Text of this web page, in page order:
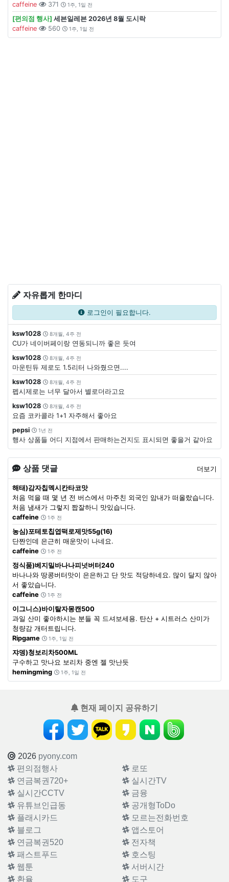
caffeine
371 1주, 1일 전
[편의점 행사] 세븐일레븐 2026년 8월 도시락
caffeine
560 1주, 1일 전
자유롭게 한마디
로그인이 필요합니다.
ksw1028 8개월, 4주 전
CU가 네이버페이랑 연동되니까 좋은 듯여
ksw1028
8개월, 4주 전
마운틴듀 제로도 1.5리터 나와줬으면....
ksw1028
8개월, 4주 전
펩시제로는 너무 달아서 별로더라고요
ksw1028
8개월, 4주 전
요즘 코카콜라 1+1 자주해서 좋아요
pepsi
1년 전
행사 상품들 어디 지점에서 판매하는건지도 표시되면 좋을거 같아요
상품 댓글 더보기
해태)감자칩멕시칸타코맛
처음 먹을 때 몇 년 전 버스에서 마주친 외국인 암내가 떠올랐습니다.
처음 냄새가 그렇지 짭잘하니 맛있습니다.
caffeine
1주 전
농심)포테토칩엽떡로제맛55g(16)
단짠인데 은근히 매운맛이 나네요.
caffeine
1주 전
정식품)베지밀바나나피넛버터240
바나나와 땅콩버터맛이 은은하고 단 맛도 적당하네요. 많이 달지 않아
서 좋았습니다.
caffeine
1주 전
이그니스)바이탈자몽캔500
과일 산미 좋아하시는 분들 꼭 드셔보세용. 탄산 + 시트러스 산미가
청량감 개터트립니다.
Ripgame
1주, 1일 전
쟈뎅)청보리차500ML
구수하고 맛나요 보리차 중엔 젤 맛난듯
hemingming
1주, 1일 전
현재 페이지 공유하기
2026 pyony.com
편의점행사
로또
연금복권720+
실시간TV
실시간CCTV
금융
유튜브인급동
공개형ToDo
플래시카드
모르는전화번호
블로그
앱스토어
연금복권520
전자책
패스트푸드
호스팅
웹툰
서버시간
환율
도구